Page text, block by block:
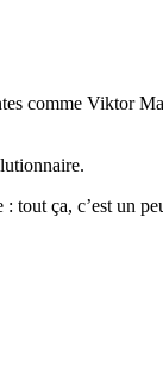
comme Viktor
ça, c’est un